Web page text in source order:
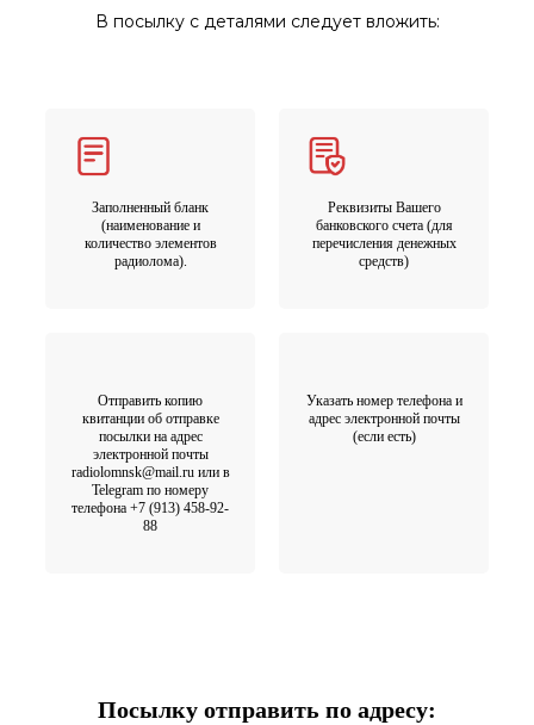
В посылку с деталями следует вложить:
Заполненный бланк
(наименование и
количество элементов
радиолома).
Реквизиты Вашего
банковского счета (для
перечисления денежных
средств)
Отправить копию
квитанции об отправке
посылки на адрес
электронной почты
radiolomnsk@mail.ru или в
Telegram по номеру
телефона +7 (913) 458-92-
88
Указать номер телефона и
адрес электронной почты
(если есть)
Посылку отправить по адресу: